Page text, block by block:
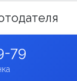
79